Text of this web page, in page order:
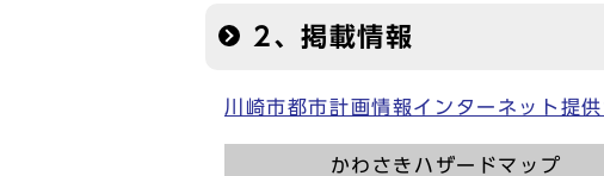
2、掲載情報
川崎市都市計画情報インターネット提
かわさきハザードマップ